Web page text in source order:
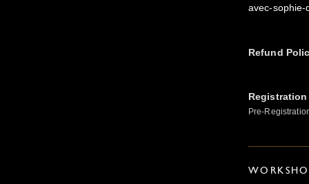
avec-sophie-
Refund
Pre-